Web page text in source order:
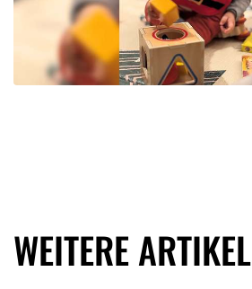
WEITERE ARTIKEL